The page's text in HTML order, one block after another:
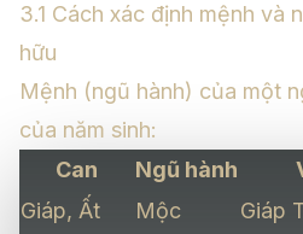
3.1 Cách xác định mệnh và
hữu
Mệnh (ngũ hành) của một
của năm sinh:
Can
Ngũ hành
Giáp, Ất
Mộc
Giáp